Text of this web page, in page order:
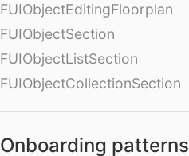
FUIObjectEditingFloorplan
FUIObjectSection
FUIObjectListSection
FUIObjectCollectionSection
Onboarding patterns